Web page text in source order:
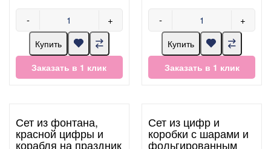
- +
Купить
Заказать в 1 клик
- +
Купить
Заказать в 1 клик
Сет из фонтана,
красной цифры и
корабля на праздник
Сет из цифр и
коробки с шарами и
фольгированным